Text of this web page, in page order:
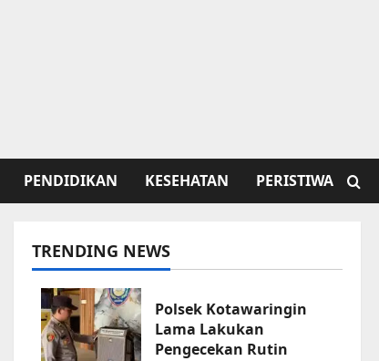
PENDIDIKAN KESEHATAN PERISTIWA
TRENDING NEWS
Polsek Kotawaringin
Lama Lakukan
Pengecekan Rutin